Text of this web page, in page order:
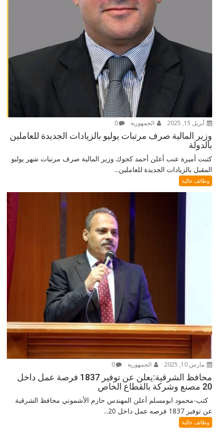
أبريل 15, 2025 الجمهورية 0
وزير المالية صرف مرتبات يوليو بالزيادات الجديدة للعاملين
بالدولة
كتبت أميرة عنب أعلن أحمد كجوك وزير المالية صرف مرتبات شهر يوليو
المقبل بالزيادات الجديدة للعاملين...
وظائف خالية
مارس 10, 2025 الجمهورية 0
محافظ الشرقية:يعلن عن توفير 1837 فرصة عمل داخل
20 مصنع وشركة بالقطاع الخاص
كتب-محمود ابومسلم أعلن المهندس حازم الأشموني محافظ الشرقية
عن توفير 1837 فرصه عمل داخل 20...
وظائف خالية